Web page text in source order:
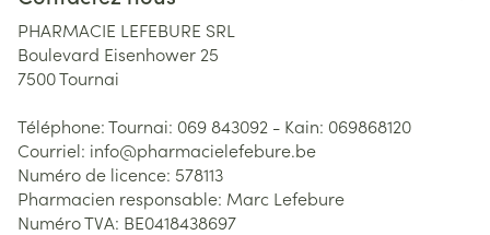
PHARMACIE LEFEBURE SRL
Boulevard Eisenhower 25
7500Tournai
Téléphone:Tournai: 069 843092 - Kain: 069868120
Courriel: info@pharmacielefebure.be
Numéro de licence: 578113
Pharmacien responsable: Marc Lefebure
Numéro TVA: BE0418438697